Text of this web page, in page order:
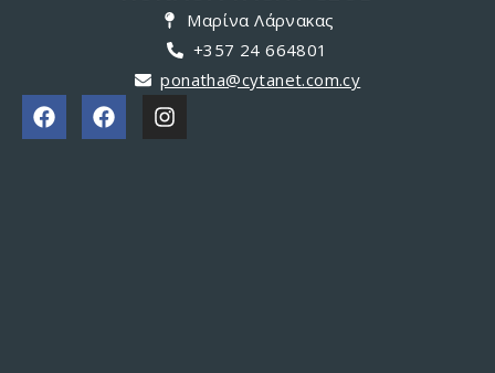
Μαρίνα Λάρνακας
+357 24 664801
ponatha@cytanet.com.cy